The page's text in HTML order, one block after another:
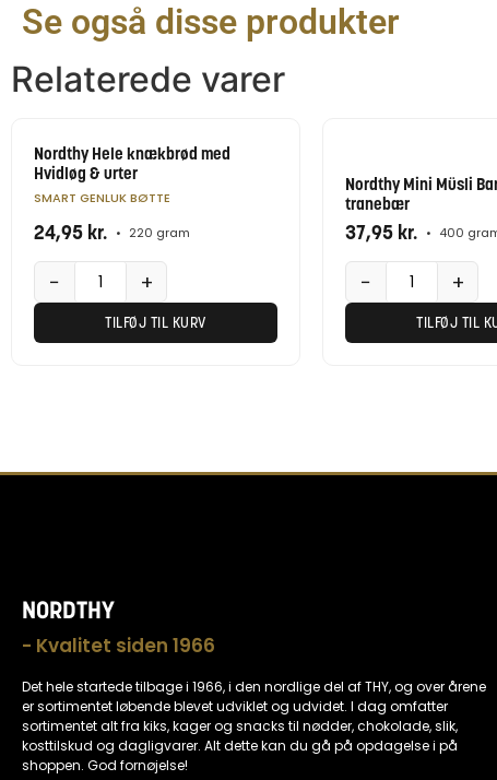
Se også disse produkter
Relaterede varer
Nordthy Hele knækbrød med
Hvidløg & urter
SMART GENLUK BØTTE
24,95 kr. • 220 gram
− +
TILFØJ TIL KURV
Nordthy Mini Müsli
tranebær
37,95 kr. • 400
− +
TILFØJ TIL
NORDTHY
- Kvalitet siden 1966
Det hele startede tilbage i 1966, i den nordlige del af THY, og over årene
er sortimentet løbende blevet udviklet og udvidet. I dag omfatter
sortimentet alt fra kiks, kager og snacks til nødder, chokolade, slik,
kosttilskud og dagligvarer. Alt dette kan du gå på opdagelse i på
shoppen. God fornøjelse!